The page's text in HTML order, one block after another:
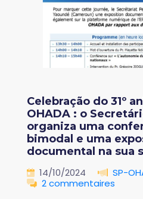
Celebração do 31º
OHADA : o
organiza uma
bimodal e uma
documental na sua
14/10/2024
SP-
2 commentaires